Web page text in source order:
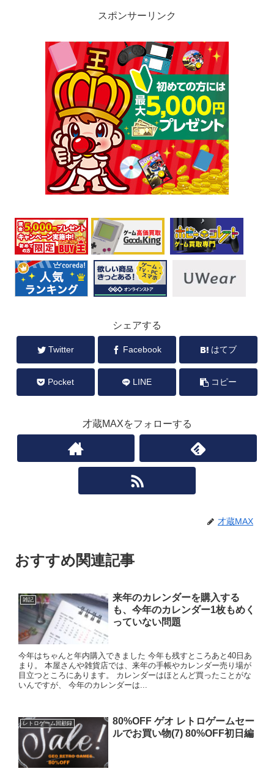
スポンサーリンク
シェアする
Twitter Facebook はてブ
Pocket LINE コピー
才蔵MAXをフォローする
才蔵MAX
おすすめ関連記事
雑記
来年のカレンダーを購入する
も、今年のカレンダー1枚もめく
っていない問題
今年はちゃんと年内購入できました 今年も残すところあと40日あ
まり。 本屋さんや雑貨店では、来年の手帳やカレンダー売り場が
目立つところにあります。 カレンダーはほとんど買ったことがな
いんですが、 今年のカレンダーは...
レトロゲーム回顧録
80%OFF ゲオ レトロゲームセー
ルでお買い物(7) 80%OFF初日編